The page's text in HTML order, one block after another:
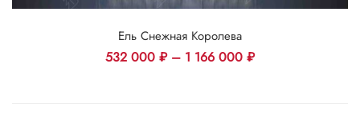
Ель Снежная Королева
532 000 ₽– 1 166 000 ₽